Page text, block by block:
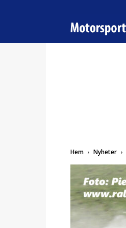
Hem Nyheter